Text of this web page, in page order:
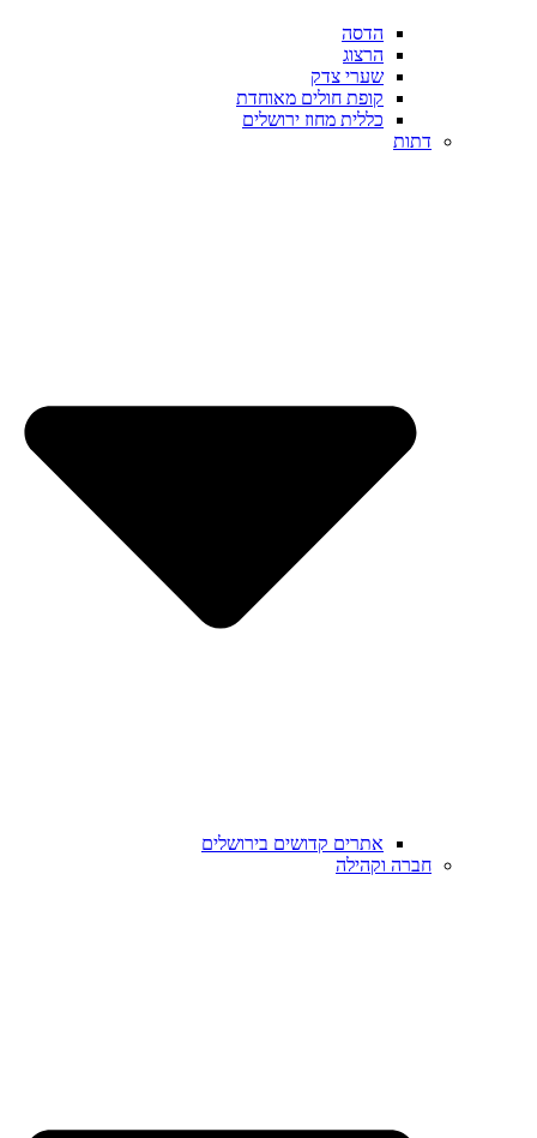
הדסה
הרצוג
שערי צדק
קופת חולים מאוחדת
כללית מחוז ירושלים
דתות
אתרים קדושים בירושלים
חברה וקהילה